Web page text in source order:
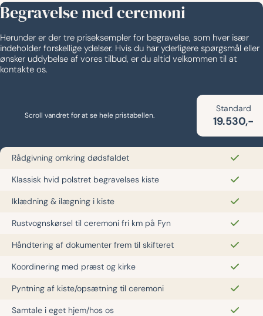
Begravelse med ceremoni
Herunder er der tre priseksempler for begravelse, som hver især
indeholder forskellige ydelser. Hvis du har yderligere spørgsmål eller
ønsker uddybelse af vores tilbud, er du altid velkommen til at
kontakte os.
Scroll vandret for at se hele pristabellen.
Standard
19.530,-
Rådgivning omkring dødsfaldet
Klassisk hvid polstret begravelses kiste
Iklædning & ilægning i kiste
Rustvognskørsel til ceremoni fri km på Fyn
Håndtering af dokumenter frem til skifteret
Koordinering med præst og kirke
Pyntning af kiste/opsætning til ceremoni
Samtale i eget hjem/hos os